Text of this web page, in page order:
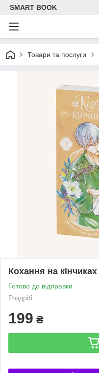
SMART BOOK
Товари та послуги
Кохання на
Готово до відправки
Роздріб
199 ₴